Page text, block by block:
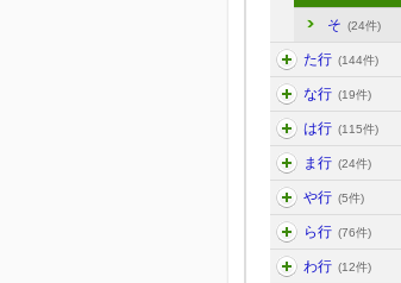
そ (24件)
た行 (144件)
な行 (19件)
は行 (115件)
ま行 (24件)
や行 (5件)
ら行 (76件)
わ行 (12件)